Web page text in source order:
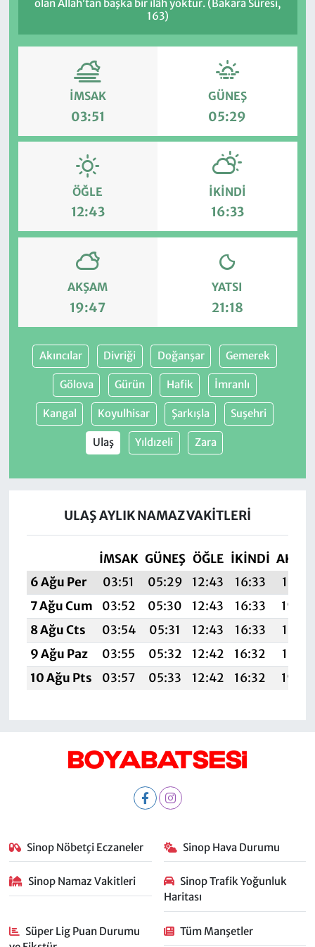
olan Allah’tan başka bir ilâh yoktur. (Bakara Sûresi,
163)
İMSAK
03:51
GÜNEŞ
05:29
ÖĞLE
12:43
İKINDI
16:33
AKŞAM
19:47
YATSI
21:18
Akıncılar Divriği Doğanşar Gemerek
Gölova Gürün Hafik İmranlı
Kangal Koyulhisar Şarkışla Suşehri
Ulaş Yıldızeli Zara
ULAŞ AYLIK NAMAZ VAKITLERI
İMSAK GÜNEŞ ÖĞLE İKINDI
6 Ağu Per
03:51 05:29 12:43 16:33
19:47
7 Ağu Cum
03:52 05:30 12:43 16:33
19:46
8 Ağu Cts
03:54 05:31 12:43 16:33
19:45
9 Ağu Paz
03:55 05:32 12:42 16:32
19:43
10 Ağu Pts
03:57 05:33 12:42 16:32 19:42
Sinop Nöbetçi Eczaneler Sinop Hava Durumu
Sinop Namaz Vakitleri
Sinop Trafik Yoğunluk
Haritası
Süper Lig Puan Durumu
Tüm Manşetler